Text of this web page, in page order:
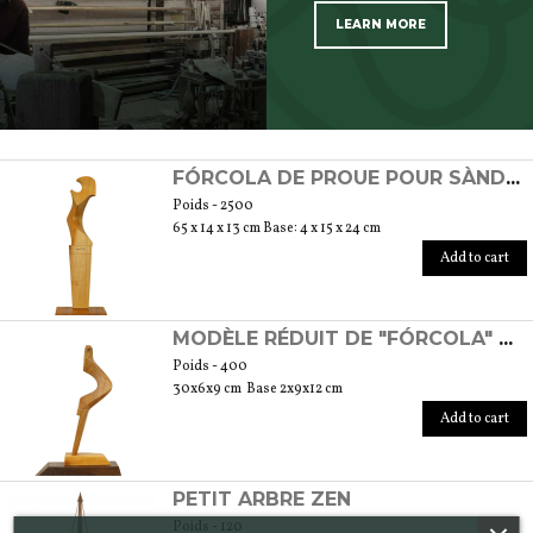
LEARN MORE
FÓRCOLA DE PROUE POUR SÀNDOLO EN CERISIER NATUREL, HUILÉ ET CIRÉ
Poids - 2500
65 x 14 x 13 cm Base: 4 x 15 x 24 cm
Add to cart
MODÈLE RÉDUIT DE "FÓRCOLA" DE GONDOLE À L'ÉCHELLE RÉDUITE 1/3
Poids - 400
30x6x9 cm Base 2x9x12 cm
Add to cart
PETIT ARBRE ZEN